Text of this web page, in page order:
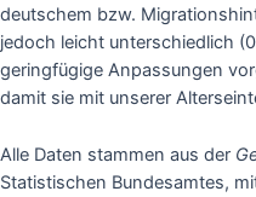
deutschem bzw.
jedoch leicht unterschiedlich
geringfügige Anpassungen
damit sie mit unserer
Alle Daten stammen aus der
Statistischen Bundesamtes,